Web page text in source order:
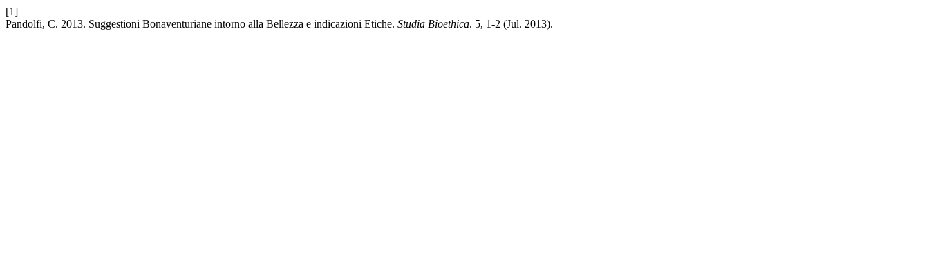
[1]
Pandolfi, C. 2013. Suggestioni Bonaventuriane intorno alla Bellezza e indicazioni Etiche. Studia Bioethica. 5, 1-2 (Jul. 2013).